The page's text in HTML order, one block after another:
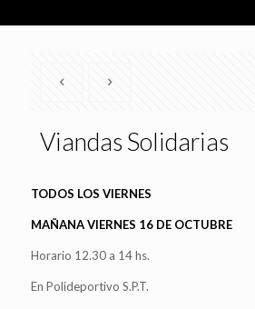
Viandas Solidarias
TODOS LOS VIERNES
MAÑANA VIERNES 16 DE OCTUBRE
Horario 12.30 a 14 hs.
En Polideportivo S.P.T.